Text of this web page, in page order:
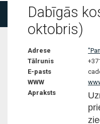
Dabīgās
oktobris)
Adrese
Tālrunis
E-pasts
WWW
Apraksts